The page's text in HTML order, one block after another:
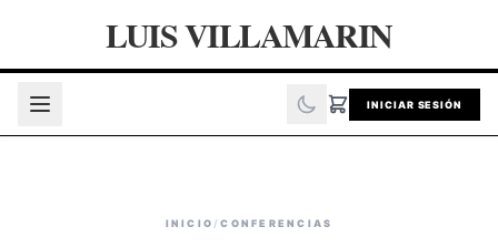
LUIS VILLAMARIN
INICIAR SESIÓN
INICIO /CONFERENCIAS